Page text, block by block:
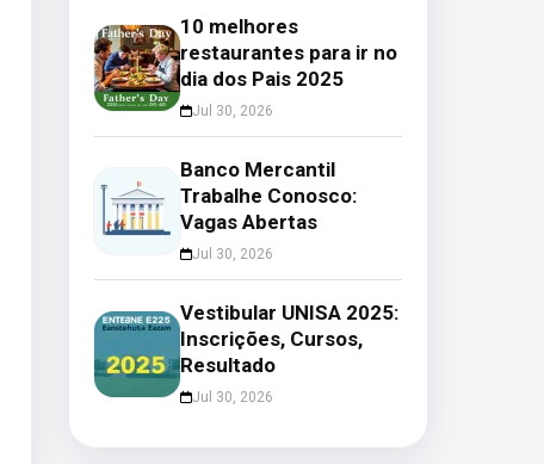
10 melhores
restaurantes para ir no
dia dos Pais 2025
Jul 30, 2026
Banco Mercantil
Trabalhe Conosco:
Vagas Abertas
Jul 30, 2026
Vestibular UNISA 2025:
Inscrições, Cursos,
Resultado
Jul 30, 2026